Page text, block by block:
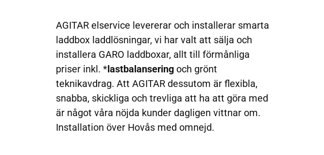
AGITAR elservice levererar och installerar smarta
laddbox laddlösningar, vi har valt att sälja och
installera GARO laddboxar, allt till förmånliga
priser inkl. *lastbalansering och grönt
teknikavdrag. Att AGITAR dessutom är flexibla,
snabba, skickliga och trevliga att ha att göra med
är något våra nöjda kunder dagligen vittnar om.
Installation över Hovås med omnejd.